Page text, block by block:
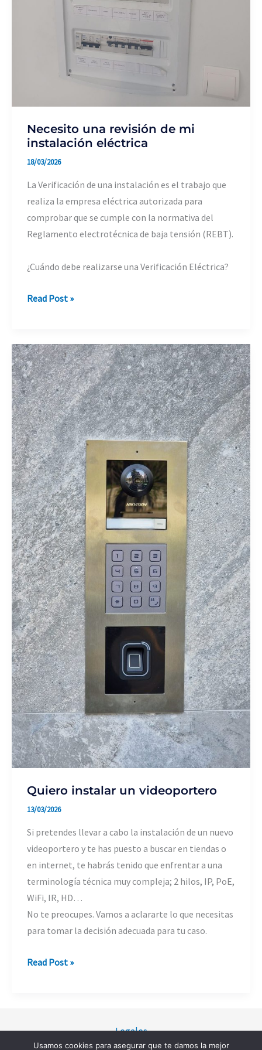
Necesito una revisión de mi
instalación eléctrica
18/03/2026
La Verificación de una instalación es el trabajo que
realiza la empresa eléctrica autorizada para
comprobar que se cumple con la normativa del
Reglamento electrotécnica de baja tensión (REBT).
¿Cuándo debe realizarse una Verificación Eléctrica?
Necesito
de
mi
instalación
eléctrica
Read Post »
Quiero instalar un videoportero
13/03/2026
Si pretendes llevar a cabo la instalación de un nuevo
videoportero y te has puesto a buscar en tiendas o
en internet, te habrás tenido que enfrentar a una
terminología técnica muy compleja; 2 hilos, IP, PoE,
WiFi, IR, HD…
No te preocupes. Vamos a aclararte lo que necesitas
para tomar la decisión adecuada para tu caso.
Quiero
Read Post »
Legales
Usamos cookies para asegurar que te damos la mejor